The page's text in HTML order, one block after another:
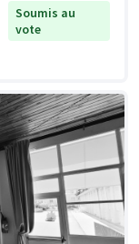
Soumis au
vote